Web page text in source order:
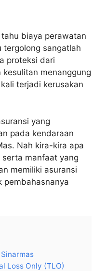
biaya perawatan
sangatlah
proteksi dari
menanggung
terjadi kerusakan
yang
pada kendaraan
Nah kira-kira apa
manfaat yang
memiliki asuransi
pembahasnanya
Loss Only (TLO)